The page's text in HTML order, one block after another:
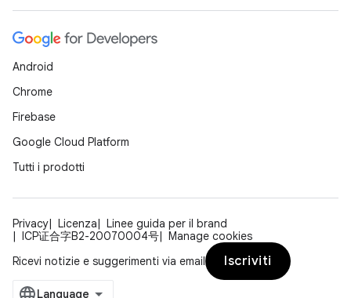
Android
Chrome
Firebase
Google Cloud Platform
Tutti i prodotti
Privacy Licenza
Linee guida per il brand
ICP证合字B2-20070004号
Manage cookies
Ricevi notizie e suggerimenti via email
Iscriviti